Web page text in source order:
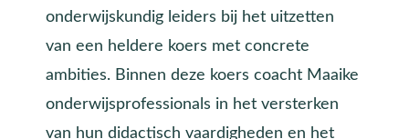
onderwijskundig leiders bij het uitzetten
van een heldere koers met concrete
ambities. Binnen deze koers coacht Maaike
onderwijsprofessionals in het versterken
van hun didactisch vaardigheden en het